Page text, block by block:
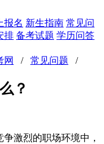
报名 新生指南 常见问
排 备考试题 学历问答
网 / 常见问题 /
？
激烈的职场环境中，